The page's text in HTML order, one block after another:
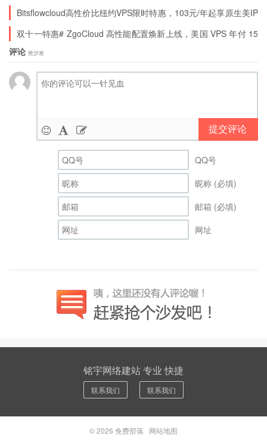
杉矶Ddosing机房，附真实测评
Bitsflowcloud高性价比纽约VPS限时特惠，103元/年起享原生美IP
与10Gbps带宽
双十一特惠# ZgoCloud 高性能配置焕新上线，美国 VPS 年付 15
美元起，香港三网直达 VPS45 美元 / 年起 原生ip
评论 抢沙发
提交评论
QQ号
昵称 (必填)
邮箱 (必填)
网址
铭宇网络建站 专业 快捷
联系我们 联系我们
© 2026 免费部落
网站地图